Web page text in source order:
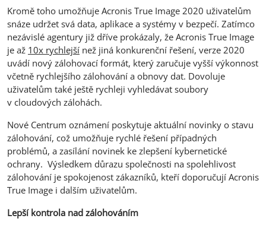
Kromě toho umožňuje Acronis True Image 2020 uživatelům
snáze udržet svá data, aplikace a systémy v bezpečí. Zatímco
nezávislé agentury již dříve prokázaly, že Acronis True Image
je až 10x rychlejší než jiná konkurenční řešení, verze 2020
uvádí nový zálohovací formát, který zaručuje vyšší výkonnost
včetně rychlejšího zálohování a obnovy dat. Dovoluje
uživatelům také ještě rychleji vyhledávat soubory
v cloudových zálohách.
Nové Centrum oznámení poskytuje aktuální novinky o stavu
zálohování, což umožňuje rychlé řešení případných
problémů, a zasílání novinek ke zlepšení kybernetické
ochrany. Výsledkem důrazu společnosti na spolehlivost
zálohování je spokojenost zákazníků, kteří doporučují Acronis
True Image i dalším uživatelům.
Lepší kontrola nad zálohováním